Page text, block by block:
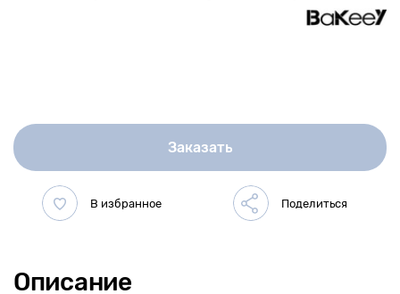
Заказать
Описание